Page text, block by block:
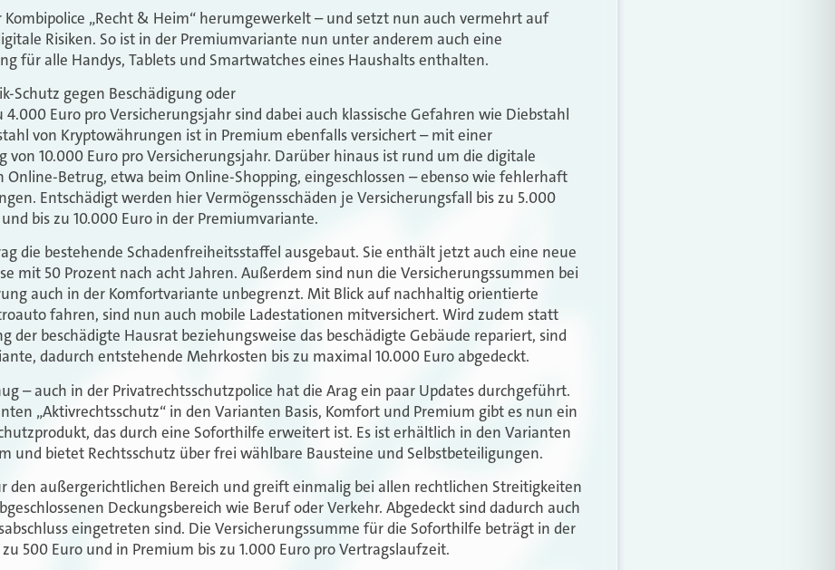
Kombipolice „Recht & Heim“ herumgewerkelt – und setzt nun auch vermehrt auf
Risiken. So ist in der Premiumvariante nun unter anderem auch eine
für alle Handys, Tablets und Smartwatches eines Haushalts enthalten.
Schutz gegen Beschädigung oder
Euro pro Versicherungsjahr sind dabei auch klassische Gefahren wie Diebstahl
von Kryptowährungen ist in Premium ebenfalls versichert – mit einer
von 10.000 Euro pro Versicherungsjahr. Darüber hinaus ist rund um die digitale
Online-Betrug, etwa beim Online-Shopping, eingeschlossen – ebenso wie fehlerhaft
Entschädigt werden hier Vermögensschäden je Versicherungsfall bis zu 5.000
bis zu 10.000 Euro in der Premiumvariante.
die bestehende Schadenfreiheitsstaffel ausgebaut. Sie enthält jetzt auch eine neue
mit 50 Prozent nach acht Jahren. Außerdem sind nun die Versicherungssummen bei
auch in der Komfortvariante unbegrenzt. Mit Blick auf nachhaltig orientierte
fahren, sind nun auch mobile Ladestationen mitversichert. Wird zudem statt
der beschädigte Hausrat beziehungsweise das beschädigte Gebäude repariert, sind
dadurch entstehende Mehrkosten bis zu maximal 10.000 Euro abgedeckt.
– auch in der Privatrechtsschutzpolice hat die Arag ein paar Updates durchgeführt.
„Aktivrechtsschutz“ in den Varianten Basis, Komfort und Premium gibt es nun ein
das durch eine Soforthilfe erweitert ist. Es ist erhältlich in den Varianten
und bietet Rechtsschutz über frei wählbare Bausteine und Selbstbeteiligungen.
den außergerichtlichen Bereich und greift einmalig bei allen rechtlichen Streitigkeiten
Deckungsbereich wie Beruf oder Verkehr. Abgedeckt sind dadurch auch
eingetreten sind. Die Versicherungssumme für die Soforthilfe beträgt in der
500 Euro und in Premium bis zu 1.000 Euro pro Vertragslaufzeit.